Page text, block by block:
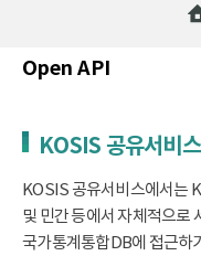
Open API
KOSIS 공유서비
KOSIS 공유서비스에서는
및 민간 등에서 자체적으로
국가통계통합DB에 접근하